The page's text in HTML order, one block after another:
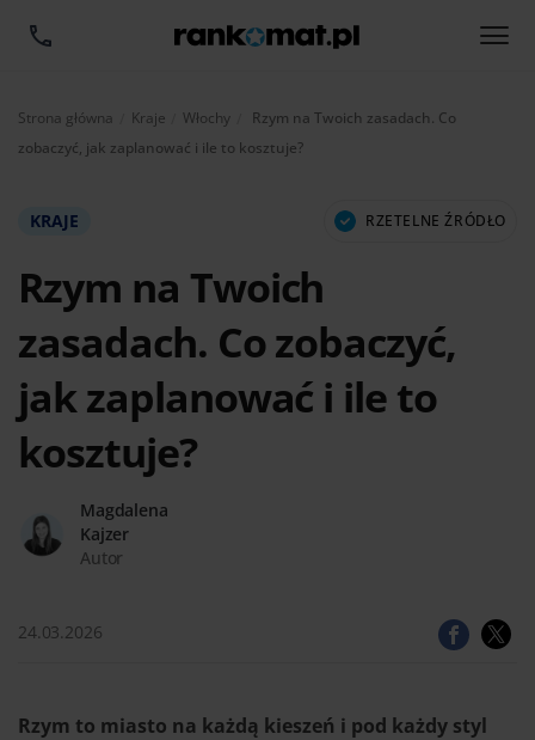
Strona główna Kraje Włochy Aktualnie:
Rzym na Twoich zasadach. Co
zobaczyć, jak zaplanować i ile to kosztuje?
KRAJE RZETELNE ŹRÓDŁO
Rzym na Twoich
zasadach. Co zobaczyć,
jak zaplanować i ile to
kosztuje?
Magdalena
Kajzer
Autor
24.03.2026
Rzym to miasto na każdą kieszeń i pod każdy styl